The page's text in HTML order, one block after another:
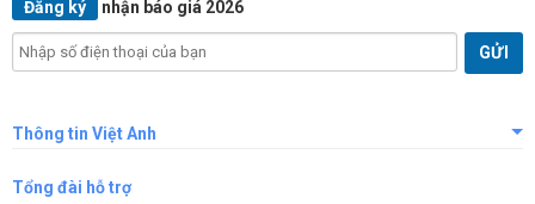
Đăng ký nhận báo giá 2026
Thông tin Việt Anh
Giới thiệu công ty
Tổng đài hỗ trợ